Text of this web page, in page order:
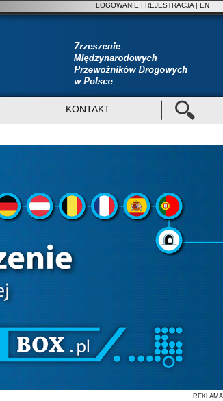
LOGOWANIE | REJESTRACJA | EN
KONTAKT
REKLAMA